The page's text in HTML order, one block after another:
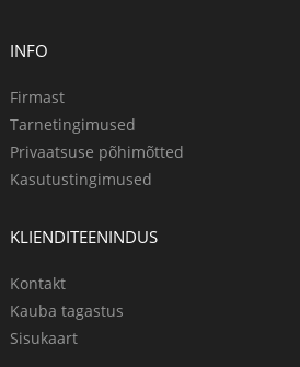
INFO
Firmast
Tarnetingimused
Privaatsuse põhimõtted
Kasutustingimused
KLIENDITEENINDUS
Kontakt
Kauba tagastus
Sisukaart